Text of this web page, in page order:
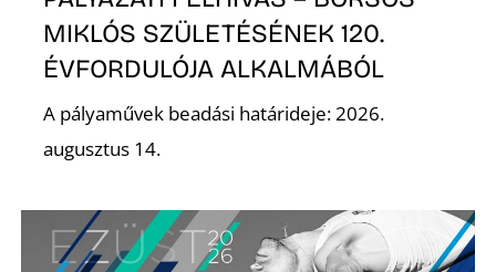
MIKLÓS SZÜLETÉSÉNEK 120.
ÉVFORDULÓJA ALKALMÁBÓL
A pályaművek beadási határideje: 2026.
augusztus 14.